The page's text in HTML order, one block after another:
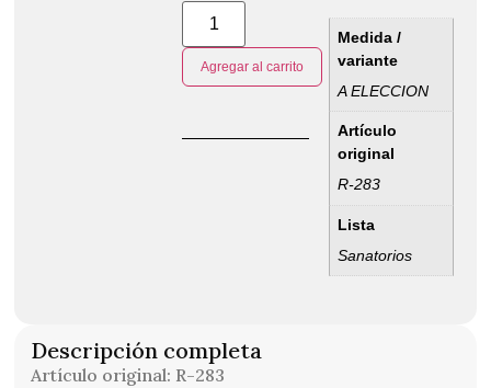
Agregar al carrito
Medida /
variante
A ELECCION
Artículo
original
R-283
Lista
Sanatorios
Descripción completa
Artículo original: R-283